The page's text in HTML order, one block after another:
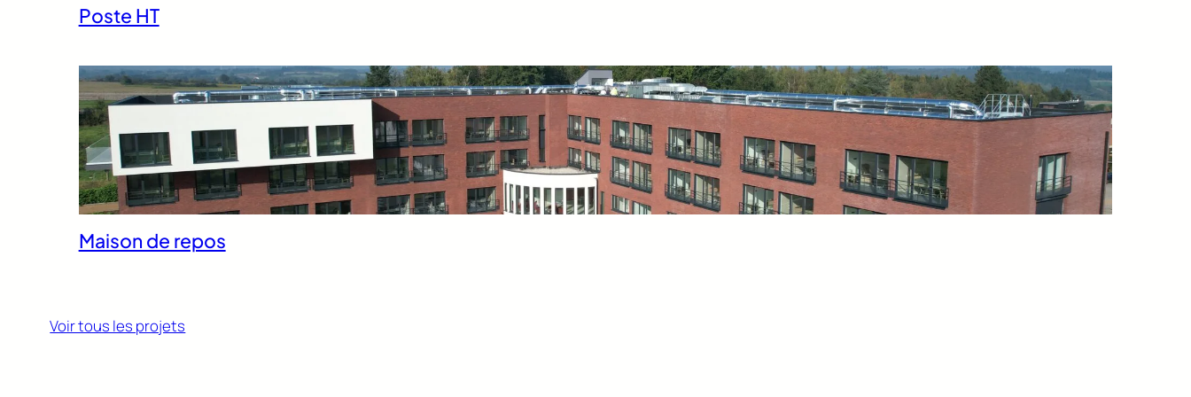
Poste HT
Maison de repos
Voir tous les projets